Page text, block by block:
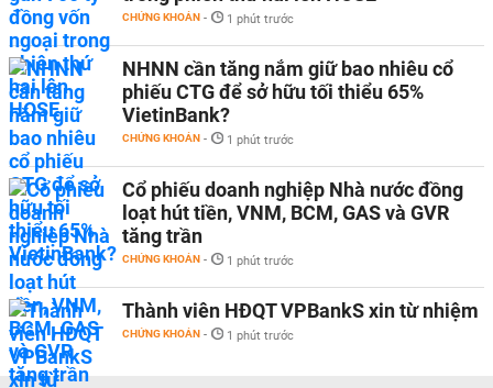
CHỨNG KHOÁN - 1 phút trước
NHNN cần tăng nắm giữ bao nhiêu cổ
phiếu CTG để sở hữu tối thiểu 65%
VietinBank?
CHỨNG KHOÁN - 1 phút trước
Cổ phiếu doanh nghiệp Nhà nước đồng
loạt hút tiền, VNM, BCM, GAS và GVR
tăng trần
CHỨNG KHOÁN - 1 phút trước
Thành viên HĐQT VPBankS xin từ nhiệm
CHỨNG KHOÁN - 1 phút trước